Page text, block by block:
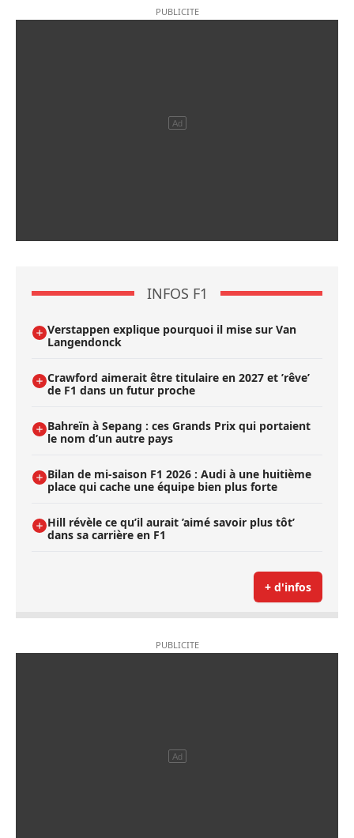
INFOS F1
Verstappen explique pourquoi il mise sur Van
Langendonck
Crawford aimerait être titulaire en 2027 et ’rêve’
de F1 dans un futur proche
Bahreïn à Sepang : ces Grands Prix qui portaient
le nom d’un autre pays
Bilan de mi-saison F1 2026 : Audi à une huitième
place qui cache une équipe bien plus forte
Hill révèle ce qu’il aurait ’aimé savoir plus tôt’
dans sa carrière en F1
+ d'infos